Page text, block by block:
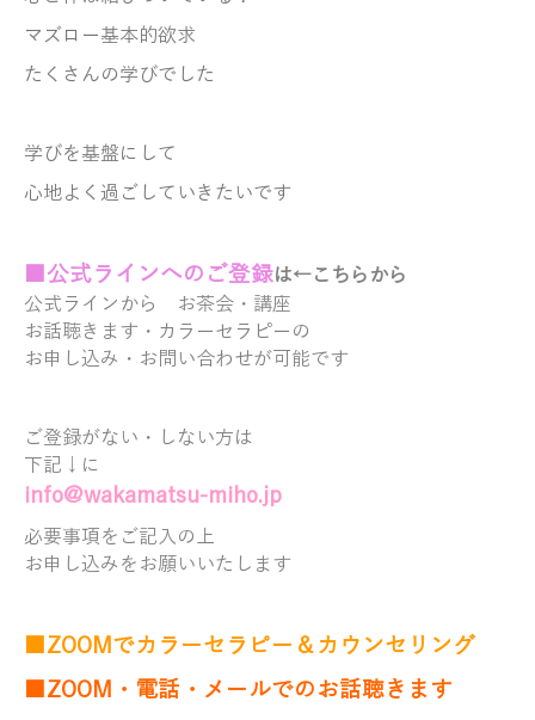
マズロー基本的欲求
たくさんの学びでした
学びを基盤にして
心地よく過ごしていきたいです
公式ラ インへのご登録は←こちらから
公式ラインから
お茶会・講座
お話聴きます・ カラーセラピーの
お申し込み・お問い合わせが可能です
ご登録がない・しない方は
下記↓に
info@wakamatsu-miho.jp
必要事項をご記入の上
お申し込みをお願いいたします
■ZOOMでカラーセラピー＆カウンセリング
■ZOOM・電話・メールでのお話聴きます